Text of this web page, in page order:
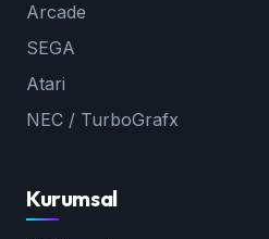
Arcade
SEGA
Atari
NEC / TurboGrafx
Kurumsal